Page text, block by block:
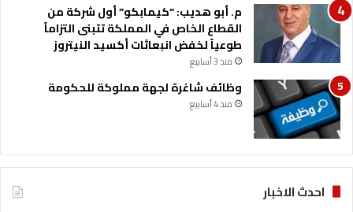
م. أبو هديب: “كيمابكو” أول شركة من
القطاع الخاص في المملكة تتبنى التزاماً
طوعياً لخفض انبعاثات أكسيد النيتروز
منذ 3 أسابيع
وظائف شاغرة لجهة مملوكة للحكومة
منذ 4 أسابيع
احدث الاخبار